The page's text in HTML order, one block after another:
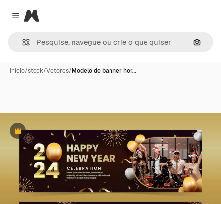
Close menu
Magnific
Início/stock/Vetores/Modelo de banner hor…
Premium